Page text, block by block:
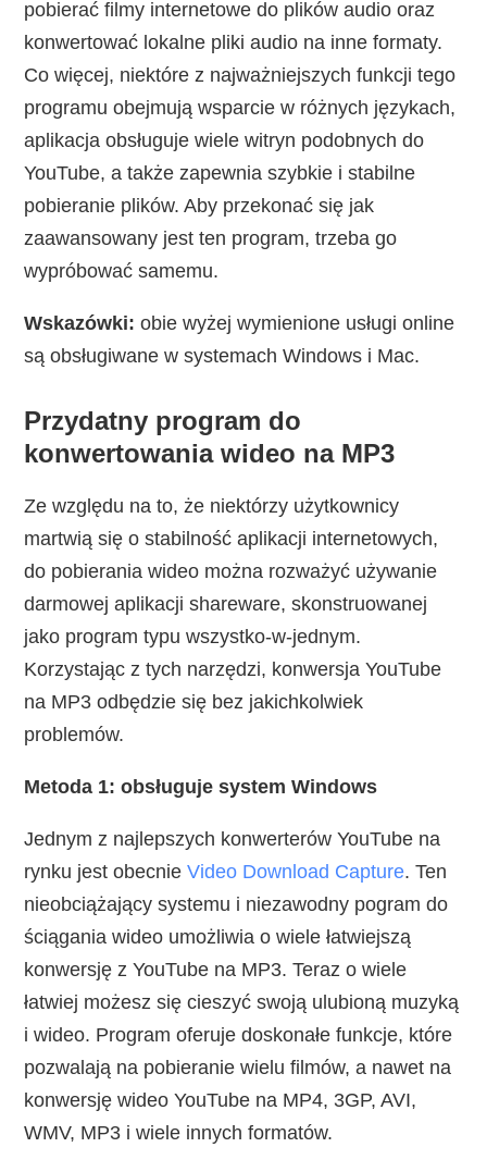
pobierać filmy internetowe do plików audio oraz
konwertować lokalne pliki audio na inne formaty.
Co więcej, niektóre z najważniejszych funkcji tego
programu obejmują wsparcie w różnych językach,
aplikacja obsługuje wiele witryn podobnych do
YouTube, a także zapewnia szybkie i stabilne
pobieranie plików. Aby przekonać się jak
zaawansowany jest ten program, trzeba go
wypróbować samemu.
Wskazówki: obie wyżej wymienione usługi online
są obsługiwane w systemach Windows i Mac.
Przydatny program do
konwertowania wideo na MP3
Ze względu na to, że niektórzy użytkownicy
martwią się o stabilność aplikacji internetowych,
do pobierania wideo można rozważyć używanie
darmowej aplikacji shareware, skonstruowanej
jako program typu wszystko-w-jednym.
Korzystając z tych narzędzi, konwersja YouTube
na MP3 odbędzie się bez jakichkolwiek
problemów.
Metoda 1: obsługuje system Windows
Jednym z najlepszych konwerterów YouTube na
rynku jest obecnieVideo Download Capture. Ten
nieobciążający systemu i niezawodny pogram do
ściągania wideo umożliwia o wiele łatwiejszą
konwersję z YouTube na MP3. Teraz o wiele
łatwiej możesz się cieszyć swoją ulubioną muzyką
i wideo. Program oferuje doskonałe funkcje, które
pozwalają na pobieranie wielu filmów, a nawet na
konwersję wideo YouTube na MP4, 3GP, AVI,
WMV, MP3 i wiele innych formatów.